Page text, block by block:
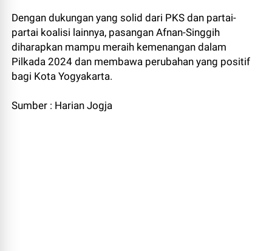
Dengan dukungan yang solid dari PKS dan partai-
partai koalisi lainnya, pasangan Afnan-Singgih
diharapkan mampu meraih kemenangan dalam
Pilkada 2024 dan membawa perubahan yang positif
bagi Kota Yogyakarta.
Sumber : Harian Jogja